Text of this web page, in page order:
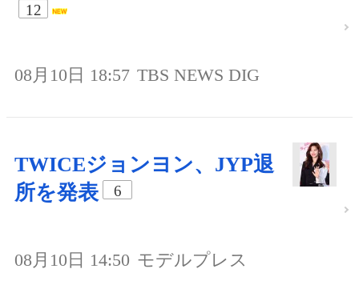
12
08月10日 18:57 TBS NEWS DIG
TWICEジョンヨン、JYP退
所を発表
6
08月10日 14:50 モデルプレス